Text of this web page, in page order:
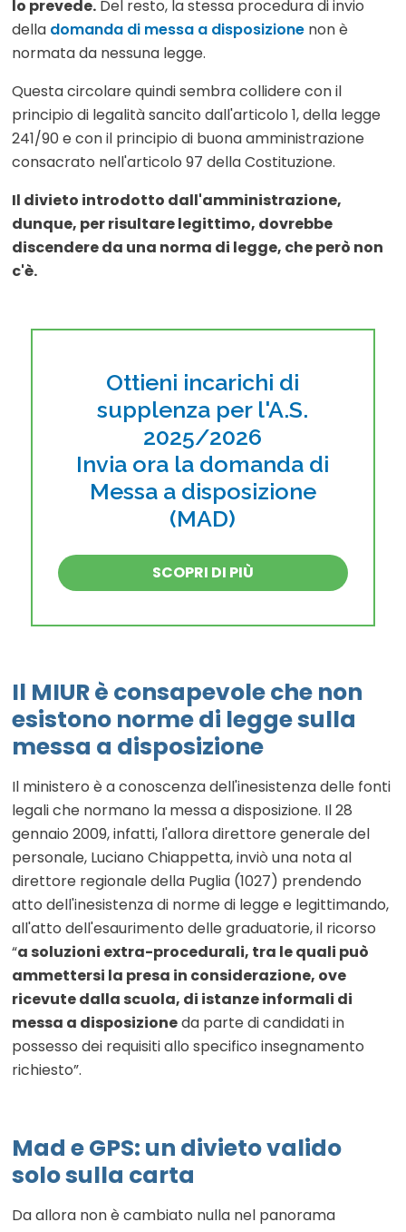
lo prevede. Del resto, la stessa procedura di invio
della domanda di messa a disposizione non è
normata da nessuna legge.
Questa circolare quindi sembra collidere con il
principio di legalità sancito dall'articolo 1, della legge
241/90 e con il principio di buona amministrazione
consacrato nell'articolo 97 della Costituzione.
Il divieto introdotto dall'amministrazione,
dunque, per risultare legittimo, dovrebbe
discendere da una norma di legge, che però non
c'è.
Ottieni incarichi di
supplenza per l'A.S.
2025/2026
Invia ora la domanda di
Messa a disposizione
(MAD)
SCOPRI DI PIÙ
Il MIUR è consapevole che non
esistono norme di legge sulla
messa a disposizione
Il ministero è a conoscenza dell'inesistenza delle fonti
legali che normano la messa a disposizione. Il 28
gennaio 2009, infatti, l'allora direttore generale del
personale, Luciano Chiappetta, inviò una nota al
direttore regionale della Puglia (1027) prendendo
atto dell'inesistenza di norme di legge e legittimando,
all'atto dell'esaurimento delle graduatorie, il ricorso
“a soluzioni extra-procedurali, tra le quali può
ammettersi la presa in considerazione, ove
ricevute dalla scuola, di istanze informali di
messa a disposizioneda parte di candidati in
possesso dei requisiti allo specifico insegnamento
richiesto”.
Mad e GPS: un divieto valido
solo sulla carta
Da allora non è cambiato nulla nel panorama